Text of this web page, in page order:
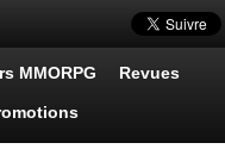
MMORPG Revues